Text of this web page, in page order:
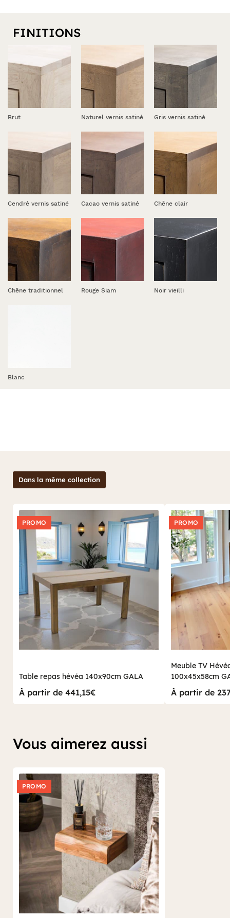
FINITIONS
Brut Naturel vernis satiné Gris vernis satiné
Cendré vernis satiné Cacao vernis satiné Chêne clair
Chêne traditionnel Rouge Siam Noir vieilli
Blanc
Dans la même collection
PROMO
Table repas hévéa 140x90cm GALA
À partir de 441,15€
PROMO
Meuble TV
100x45x58cm
À partir de
Vous aimerez aussi
PROMO